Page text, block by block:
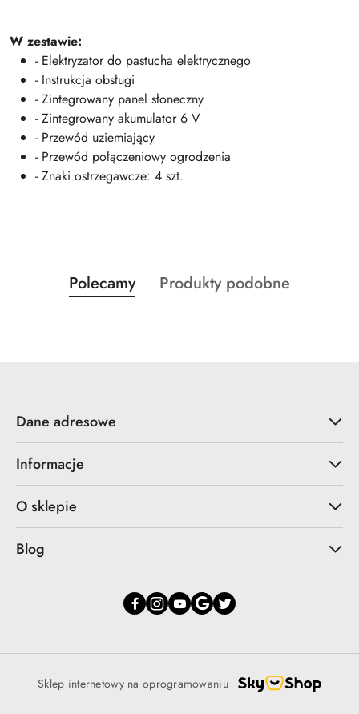
W zestawie:
- Elektryzator do pastucha elektrycznego
- Instrukcja obsługi
- Zintegrowany panel słoneczny
- Zintegrowany akumulator 6 V
- Przewód uziemiający
- Przewód połączeniowy ogrodzenia
- Znaki ostrzegawcze: 4 szt.
Pomiń karuzelę produktów
Produkty
o
Polecamy
Produkty
Produkty podobne
Dane adresowe
Informacje
O sklepie
Blog
Sklep internetowy na oprogramowaniu